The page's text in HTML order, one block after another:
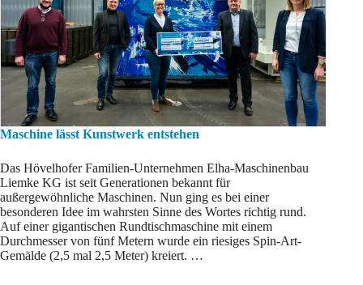
Maschine lässt Kunstwerk entstehen
Das Hövelhofer Familien-Unternehmen Elha-Maschinenbau
Liemke KG ist seit Generationen bekannt für
außergewöhnliche Maschinen. Nun ging es bei einer
besonderen Idee im wahrsten Sinne des Wortes richtig rund.
Auf einer gigantischen Rundtischmaschine mit einem
Durchmesser von fünf Metern wurde ein riesiges Spin-Art-
Gemälde (2,5 mal 2,5 Meter) kreiert. …